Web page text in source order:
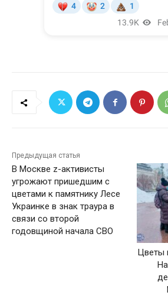
Предыдущая статья
В Москве z-активисты
угрожают пришедшим с
цветами к памятнику Лесе
Украинке в знак траура в
связи со второй
годовщиной начала СВО
Цветы